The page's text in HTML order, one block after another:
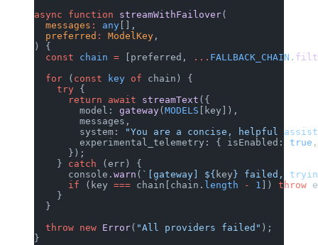
async function streamWithFailover
  messages
any
[],
  preferred
ModelKey
) {
  const
chain = [preferred, ...FALLBACK_CHAIN .
  for
(const key of chain) {
    try
{
      return
await streamText ({
        model:
gateway (MODELS
[key]),
        messages,
        system:
"You are a concise, helpful
        experimental_telemetry: { isEnabled:
true
      });
    }
catch
(err) {
      console.
warn ( `[gateway] ${key } failed,
      if
(key === chain[chain.length - 1 ]) throw
    }
  }
  throw
new Error ("All providers failed" );